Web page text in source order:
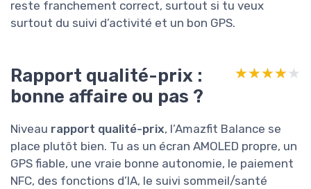
reste franchement correct, surtout si tu veux
surtout du suivi d’activité et un bon GPS.
Rapport qualité-prix :
bonne affaire ou pas ?
★★★★★
★★★★★
Niveau rapport qualité-prix, l’Amazfit Balance se
place plutôt bien. Tu as un écran AMOLED propre, un
GPS fiable, une vraie bonne autonomie, le paiement
NFC, des fonctions d’IA, le suivi sommeil/santé